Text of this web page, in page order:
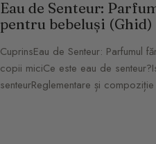
Eau de Senteur:
pentru bebeluși (Ghid)
CuprinsEau de Senteur: Parfumul
copii miciCe este eau de
senteurReglementare și